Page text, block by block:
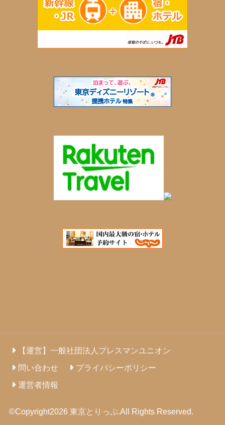
【運営】一般社団法人プレスマンユニオン
問い合わせ
プライバシーポリシー
運営者情報
©Copyright2026 東京とりっぷ.All Rights Reserved.